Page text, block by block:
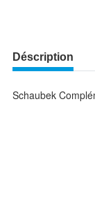
Déscription
Schaubek